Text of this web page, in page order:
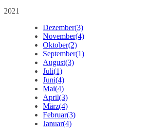
2021
Dezember(3)
November(4)
Oktober(2)
September(1)
August(3)
Juli(1)
Juni(4)
Mai(4)
April(3)
März(4)
Februar(3)
Januar(4)